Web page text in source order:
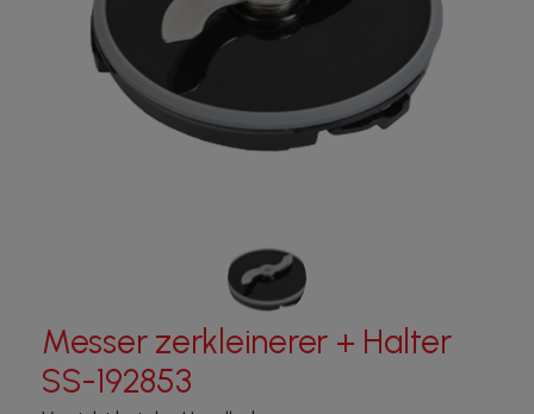
Messer zerkleinerer + Halter
SS-192853